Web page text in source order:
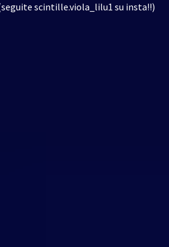
scintille.viola_lilu1 su insta!!)